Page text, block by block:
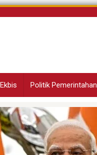
Ekbis Politik Pemerintahan